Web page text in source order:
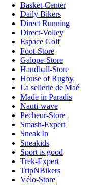
Basket-Center
Daily Bikers
Direct Running
Direct-Volley
Espace Golf
Foot-Store
Galope-Store
Handball-Store
House of Rugby
La sellerie de Maé
Made in Paradis
Nauti-wave
Pecheur-Store
Smash-Expert
Sneak'In
Sneakids
Sport is good
Trek-Expert
TripNBikers
Vélo-Store